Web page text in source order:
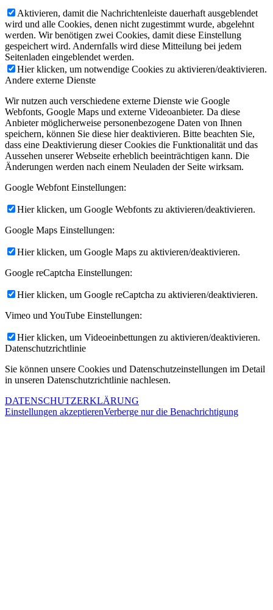
Aktivieren, damit die Nachrichtenleiste dauerhaft ausgeblendet
wird und alle Cookies, denen nicht zugestimmt wurde, abgelehnt
werden. Wir benötigen zwei Cookies, damit diese Einstellung
gespeichert wird. Andernfalls wird diese Mitteilung bei jedem
Seitenladen eingeblendet werden.
Hier klicken, um notwendige Cookies zu aktivieren/deaktivieren.
Andere externe Dienste
Wir nutzen auch verschiedene externe Dienste wie Google
Webfonts, Google Maps und externe Videoanbieter. Da diese
Anbieter möglicherweise personenbezogene Daten von Ihnen
speichern, können Sie diese hier deaktivieren. Bitte beachten Sie,
dass eine Deaktivierung dieser Cookies die Funktionalität und das
Aussehen unserer Webseite erheblich beeinträchtigen kann. Die
Änderungen werden nach einem Neuladen der Seite wirksam.
Google Webfont Einstellungen:
Hier klicken, um Google Webfonts zu aktivieren/deaktivieren.
Google Maps Einstellungen:
Hier klicken, um Google Maps zu aktivieren/deaktivieren.
Google reCaptcha Einstellungen:
Hier klicken, um Google reCaptcha zu aktivieren/deaktivieren.
Vimeo und YouTube Einstellungen:
Hier klicken, um Videoeinbettungen zu aktivieren/deaktivieren.
Datenschutzrichtlinie
Sie können unsere Cookies und Datenschutzeinstellungen im Detail
in unseren Datenschutzrichtlinie nachlesen.
DATENSCHUTZERKLÄRUNG
Einstellungen akzeptierenVerberge nur die Benachrichtigung